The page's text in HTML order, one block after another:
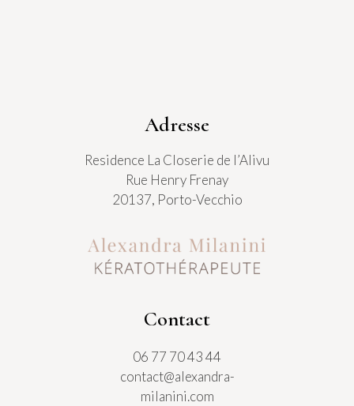
Adresse
Residence La Closerie de l’Alivu
Rue Henry Frenay
20137, Porto-Vecchio
Contact
06 77 70 43 44
contact@alexandra-
milanini.com